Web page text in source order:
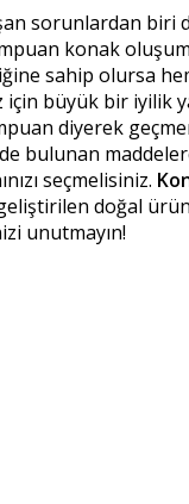
sorunlardan biri
konak
sahip olursa
için büyük bir iyilik
diyerek
bulunan
seçmelisiniz.
doğal
unutmayın!